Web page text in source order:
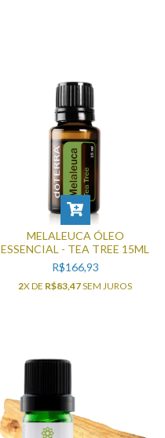
MELALEUCA ÓLEO
ESSENCIAL - TEA TREE 15ML
R$166,93
2X DE R$83,47SEM JUROS